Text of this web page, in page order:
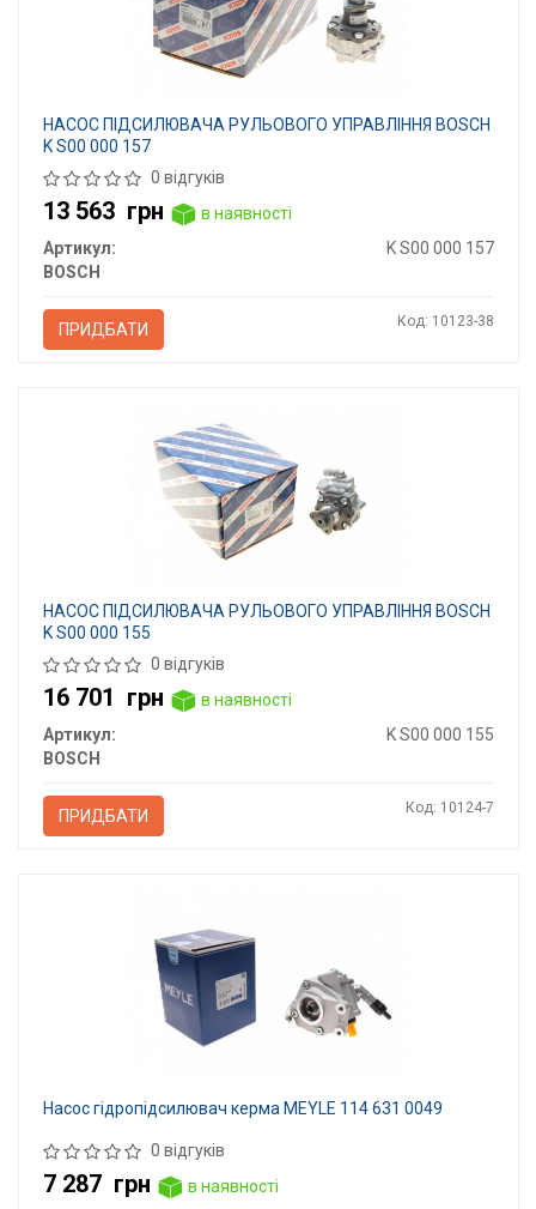
НАСОС ПІДСИЛЮВАЧА РУЛЬОВОГО УПРАВЛІННЯ BOSCH
K S00 000 157
0 відгуків
13 563 грн
в наявності
Артикул:
K S00 000 157
BOSCH
ПРИДБАТИ Код: 10123-38
НАСОС ПІДСИЛЮВАЧА РУЛЬОВОГО УПРАВЛІННЯ BOSCH
K S00 000 155
0 відгуків
16 701 грн
в наявності
Артикул:
K S00 000 155
BOSCH
ПРИДБАТИ Код: 10124-7
Насос гідропідсилювач керма MEYLE 114 631 0049
0 відгуків
7 287 грн
в наявності